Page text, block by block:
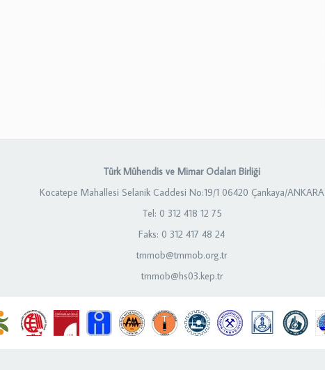
Türk Mühendis ve Mimar Odaları Birliği
Kocatepe Mahallesi Selanik Caddesi No:19/1 06420 Çankaya/ANKARA
Tel: 0 312 418 12 75
Faks: 0 312 417 48 24
tmmob@tmmob.org.tr
tmmob@hs03.kep.tr